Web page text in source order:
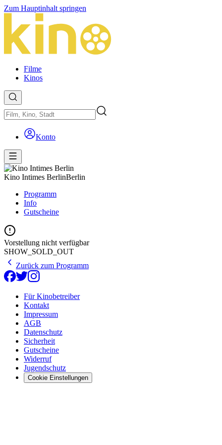
Zum Hauptinhalt springen
Filme
Kinos
Konto
Kino Intimes BerlinBerlin
Programm
Info
Gutscheine
Vorstellung nicht verfügbar
SHOW_SOLD_OUT
Zurück zum Programm
Für Kinobetreiber
Kontakt
Impressum
AGB
Datenschutz
Sicherheit
Gutscheine
Widerruf
Jugendschutz
Cookie Einstellungen